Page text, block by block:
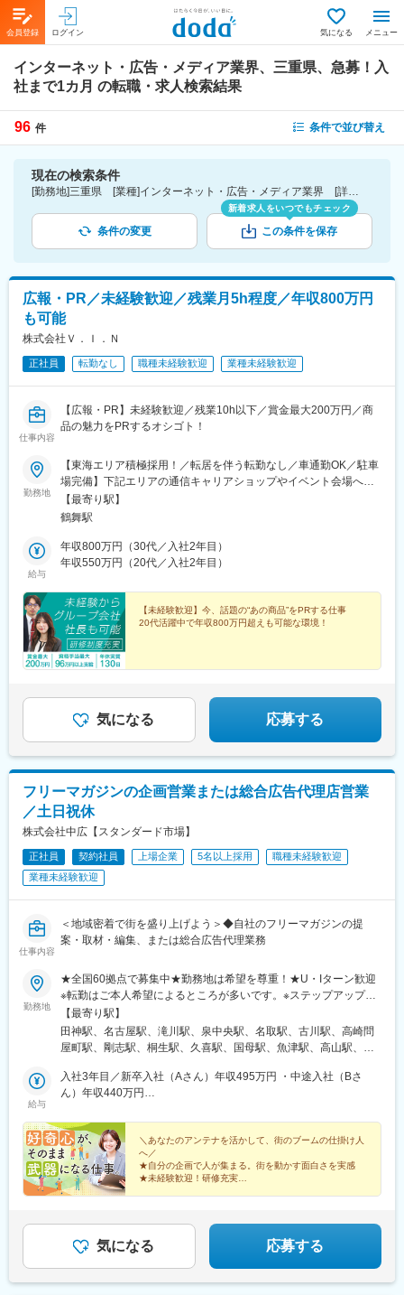
会員登録 ログイン 気になる メニュー
インターネット・広告・メディア業界、三重県、急募！入
社まで1カ月 の転職・求人検索結果
96 件 条件で並び替え
現在の検索条件
[勤務地]三重県 [業種]インターネット・広告・メディア業界 [詳細条件](募集・採用情報)急募！入社まで1カ月
条件の変更
新着求人をいつでもチェック
この条件を保存
広報・PR／未経験歓迎／残業月5h程度／年収800万円
も可能
株式会社Ｖ．Ｉ．Ｎ
正社員 転勤なし 職種未経験歓迎 業種未経験歓迎
仕事内容
【広報・PR】未経験歓迎／残業10h以下／賞金最大200万円／商
品の魅力をPRするオシゴト！
勤務地
【東海エリア積極採用！／転居を伴う転勤なし／車通勤OK／駐車
場完備】下記エリアの通信キャリアショップやイベント会場へ配
属となります。ご希望エリアをお知らせください♪★募集エリア東
海エリア／愛知、三重、岐阜＜配属先について＞大手キャリア
量販店・ショッピングモールでのイベント会場に配属。案件にも
よりますが、1現場につき半年～1年ほどの期間となります。※受
代田5-11-33 ST PLAZA TSURUMAI本館2F※アクセス：「鶴舞
駅」徒歩4分
【最寄り駅】
鶴舞駅
給与
年収800万円（30代／入社2年目）
年収550万円（20代／入社2年目）
【未経験歓迎】今、話題の“あの商品”をPRする仕事
20代活躍中で年収800万円超えも可能な環境！
気になる 応募する
フリーマガジンの企画営業または総合広告代理店営業
／土日祝休
株式会社中広【スタンダード市場】
正社員 契約社員 上場企業 5名以上採用
職種未経験歓迎
業種未経験歓迎
仕事内容
＜地域密着で街を盛り上げよう＞◆自社のフリーマガジンの提
案・取材・編集、または総合広告代理業務
勤務地
★全国60拠点で募集中★勤務地は希望を尊重！★U・Iターン歓迎
※転勤はご本人希望によるところが多いです。※ステップアップの
ための転勤で活躍している人もたくさんいます。【フリーマガジ
ン業務部】自社ブランドを北海道から沖縄まで、地域ごとに175
誌（※2026年1月末現在）展開中！各編集室でメンバーを募集して
県、山梨県、富山県、岐阜県、愛知県、三重県、滋賀県、奈良
県、和歌山県、広島県、鳥取県、福岡県、佐賀県※全エリアで契約
集）【プロモーション事業部】マーケティングや企画提案営業な
ど広告代理店業務をお任せします！＜下記いずれかの拠点＞東京
都、愛知県、岐阜県、滋賀県、福岡県※全エリアで正社員・契約社
員募集※詳細は下記をご覧くださいhttps://chuco.co.jp/officelist/※受
動喫煙対策：オフィス内禁煙
【最寄り駅】
田神駅、名古屋駅、滝川駅、泉中央駅、名取駅、古川駅、高崎問
屋町駅、剛志駅、桐生駅、久喜駅、国母駅、魚津駅、高山駅、東
津川駅、小本駅(愛知県)、鳴海駅、三郷駅(愛知県)、緒川駅、東岡
崎駅、犬山駅、西桑名駅、鈴鹿市駅、近鉄四日市駅、津駅、松阪
浜大津駅、大和八木駅、岩出駅、廿日市市役所前・平良駅、福山
駅、鳥取駅、倉吉駅、富士見町駅(鳥取県)、赤間駅、鳥栖駅、新橋
駅、平和通駅、近鉄名古屋駅、西桐生駅、新魚津駅、那加駅、日
本ライン今渡駅、烏森駅、鈴鹿駅、あすなろう四日市駅、三井寺
駅、八木西口駅、広電廿日市駅、内幸町駅、旦過駅、名鉄名古屋
内駅(広島県)、汐留駅、小倉駅(福岡県)
給与
入社3年目／新卒入社（Aさん）年収495万円 ・中途入社（Bさ
ん）年収440万円
ん）年収534万円
＼あなたのアンテナを活かして、街のブームの仕掛け人
へ／
★自分の企画で人が集まる。街を動かす面白さを実感
★未経験歓迎！研修充実
★土日祝休み＆年休120日以上
気になる 応募する